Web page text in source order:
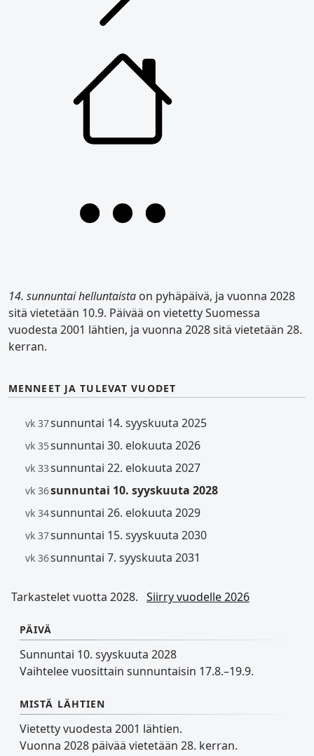
14. sunnuntai helluntaista on pyhäpäivä, ja vuonna 2028
sitä vietetään 10.9. Päivää on vietetty Suomessa
vuodesta 2001 lähtien, ja vuonna 2028 sitä vietetään 28.
kerran.
MENNEET JA TULEVAT VUODET
vk 37sunnuntai 14. syyskuuta 2025
vk 35sunnuntai 30. elokuuta 2026
vk 33sunnuntai 22. elokuuta 2027
vk 36sunnuntai 10. syyskuuta 2028
vk 34sunnuntai 26. elokuuta 2029
vk 37sunnuntai 15. syyskuuta 2030
vk 36sunnuntai 7. syyskuuta 2031
Tarkastelet vuotta 2028. Siirry vuodelle 2026
PÄIVÄ
Sunnuntai 10. syyskuuta 2028
Vaihtelee vuosittain sunnuntaisin 17.8.–19.9.
MISTÄ LÄHTIEN
Vietetty vuodesta 2001 lähtien.
Vuonna 2028 päivää vietetään 28. kerran.